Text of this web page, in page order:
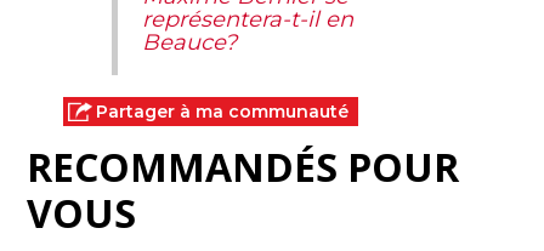
représentera-t-il en
Beauce?
Partager à ma communauté
RECOMMANDÉS POUR
VOUS